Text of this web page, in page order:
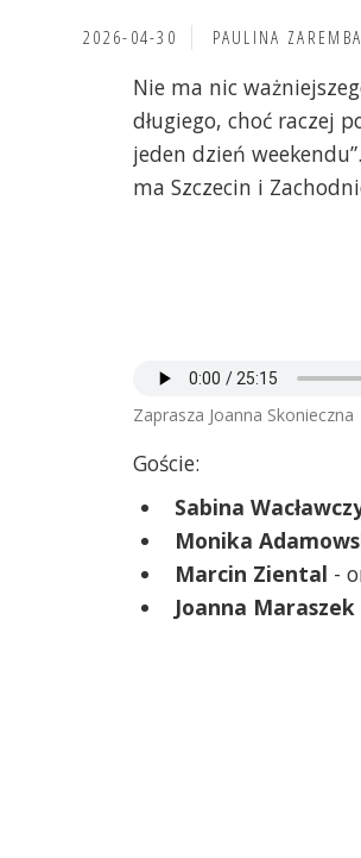
2026-04-30 PAULINA ZAREMBA
Nie ma nic
długiego, choć raczej
jeden dzień
ma Szczecin i
Zaprasza Joanna Skonieczna
Goście:
Sabina
Monika
Marcin Ziental -
Joanna Maraszek